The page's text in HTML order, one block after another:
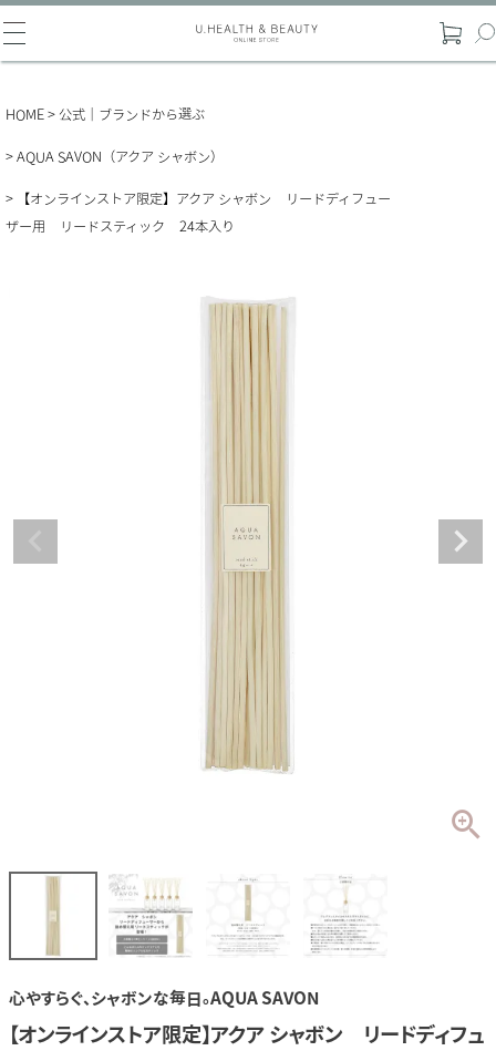
HOME 公式｜ブランドから選ぶ
AQUA SAVON（アクア シャボン）
【オンラインストア限定】アクア シャボン リードディフュー
ザー用 リードスティック 24本入り
心やすらぐ、シャボンな毎日。AQUA SAVON
【オンラインストア限定】アクア シャボン リードディフュ